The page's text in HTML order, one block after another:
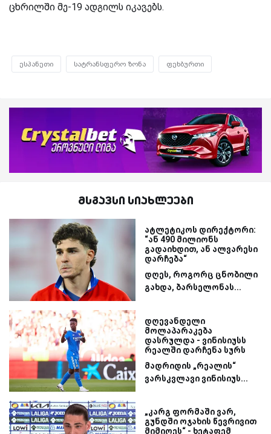
ცხრილში მე-19 ადგილს იკავებს.
ესპანეთი სატრანსფერო ზონა ფეხბურთი
მსგავსი სიახლეები
ატლეტიკოს დირექტორი:
“ან 490 მილიონს
გადაიხდით, ან ალვარესი
დარჩება“
დღეს, როგორც ცნობილი
გახდა, ბარსელონას...
დღევანდელი
მოლაპარაკება
დასრულდა - ვინისიუსს
რეალში დარჩენა სურს
მადრიდის „რეალის“
ვარსკვლავი ვინისიუს...
„კარგ ფორმაში ვარ,
გუნდში ოჯახის წევრივით
მიმიღეს“ - ხეტაფემ